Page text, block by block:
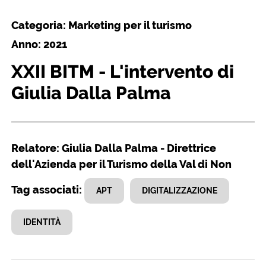
Categoria: Marketing per il turismo
Anno: 2021
XXII BITM - L'intervento di
Giulia Dalla Palma
Relatore: Giulia Dalla Palma - Direttrice
dell'Azienda per il Turismo della Val di Non
Tag associati: APT DIGITALIZZAZIONE
IDENTITÀ